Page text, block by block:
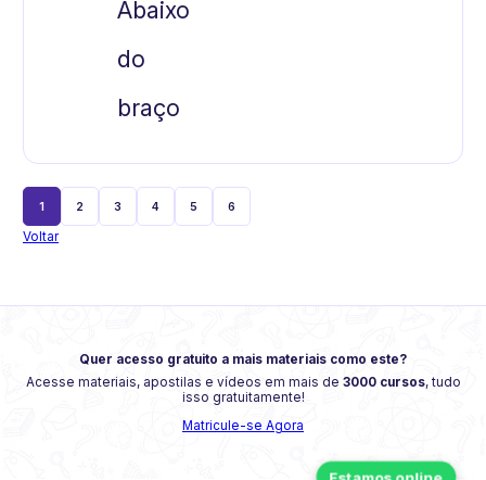
Abaixo
do
braço
1 2 3 4 5 6
Voltar
Quer acesso gratuito a mais materiais como este?
Acesse materiais, apostilas e vídeos em mais de 3000 cursos, tudo
isso gratuitamente!
Matricule-se Agora